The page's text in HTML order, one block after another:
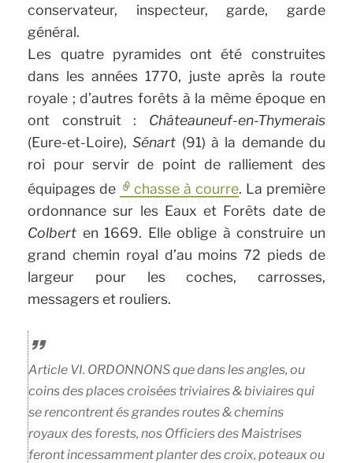
conservateur, inspecteur, garde, garde
général.
Les quatre pyramides ont été construites
dans les années 1770, juste après la route
royale ; d’autres forêts à la même époque en
ont construit : Châteauneuf-en-Thymerais
(Eure-et-Loire),Sénart (91) à la demande du
roi pour servir de point de ralliement des
équipages de
chasse à courre. La première
ordonnance sur les Eaux et Forêts date de
Colbert en 1669. Elle oblige à construire un
grand chemin royal d’au moins 72 pieds de
largeur pour les coches, carrosses,
messagers et rouliers.
Article VI. ORDONNONS que dans les angles, ou
coins des places croisées triviaires & biviaires qui
se rencontrent és grandes routes & chemins
royaux des forests, nos Officiers des Maistrises
feront incessamment planter des croix, poteaux ou